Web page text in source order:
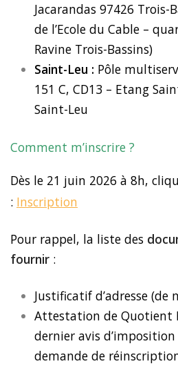
Jacarandas 97426 Trois-
de l’Ecole du Cable –
Ravine Trois-Bassins)
Saint-Leu : Pôle
151 C, CD13 – Etang
Saint-Leu
Comment m’inscrire ?
Dès le 21 juin 2026 à 8h,
: Inscription
Pour rappel, la liste des
fournir :
Justificatif d’adresse (de
Attestation de Quotient
dernier avis
demande de